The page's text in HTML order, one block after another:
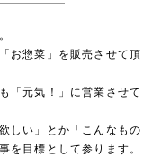
お惣菜」を販売させて頂
「元気！」に営業させて
しい」とか「こんなもの
を目標として参ります。